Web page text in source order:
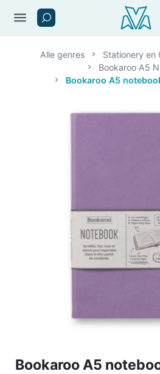
menu
Alle genres Stationery en
Bookaroo A5
Bookaroo A5
Bookaroo A5